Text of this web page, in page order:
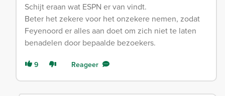
Schijt eraan wat ESPN er van vindt.
Beter het zekere voor het onzekere nemen, zodat
Feyenoord er alles aan doet om zich niet te laten
benadelen door bepaalde bezoekers.
9 Reageer